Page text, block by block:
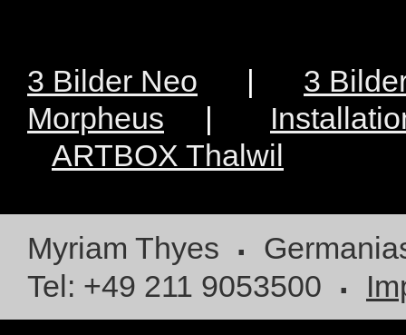
3 Bilder Neo | 3
Morpheus |
ARTBOX Thalwil
Myriam Thyes .
Tel: +49 211 9053500 .